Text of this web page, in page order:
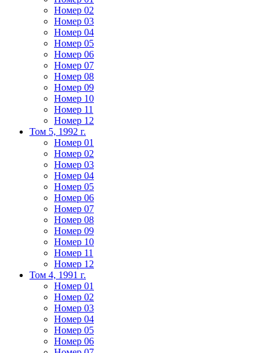
Номер 02
Номер 03
Номер 04
Номер 05
Номер 06
Номер 07
Номер 08
Номер 09
Номер 10
Номер 11
Номер 12
Том 5, 1992 г.
Номер 01
Номер 02
Номер 03
Номер 04
Номер 05
Номер 06
Номер 07
Номер 08
Номер 09
Номер 10
Номер 11
Номер 12
Том 4, 1991 г.
Номер 01
Номер 02
Номер 03
Номер 04
Номер 05
Номер 06